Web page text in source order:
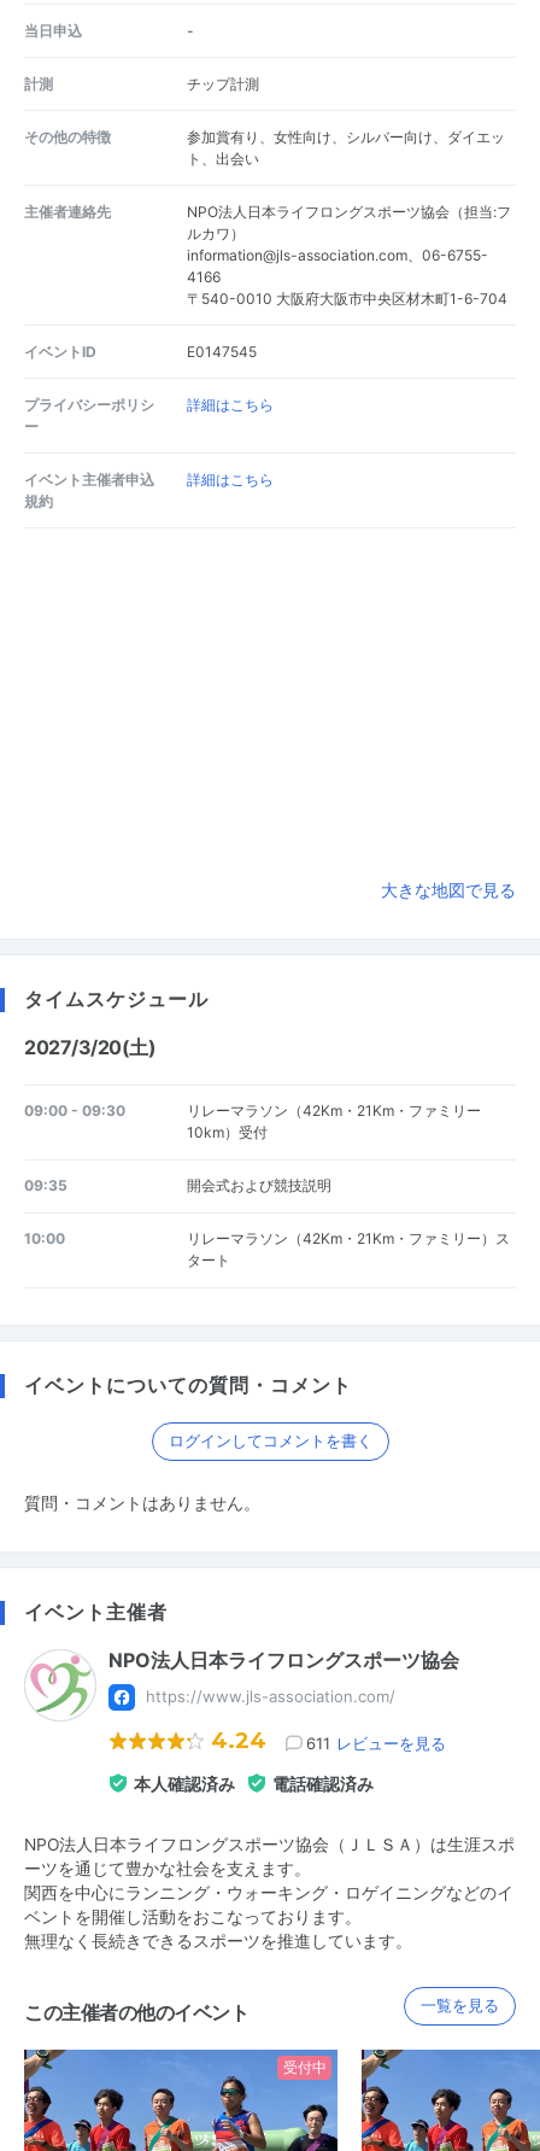
当日申込 -
計測 チップ計測
その他の特徴
参加賞有り、女性向け、シルバー向け、ダイエッ
ト、出会い
主催者連絡先
NPO法人日本ライフロングスポーツ協会（担当:フ
ルカワ）
information@jls-association.com、06-6755-
4166
〒540-0010 大阪府大阪市中央区材木町1-6-704
イベントID E0147545
プライバシーポリシ
ー
詳細はこちら
イベント主催者申込
規約
詳細はこちら
大きな地図で見る
タイムスケジュール
2027/3/20(土)
09:00 - 09:30
リレーマラソン（42Km・21Km・ファミリー
10km）受付
09:35 開会式および競技説明
10:00
リレーマラソン（42Km・21Km・ファミリー）ス
タート
イベントについての質問・コメント
ログインしてコメントを書く
質問・コメントはありません。
イベント主催者
NPO法人日本ライフロングスポーツ協会
https://www.jls-association.com/
4.24 611 レビューを見る
本人確認済み 電話確認済み
NPO法人日本ライフロングスポーツ協会（ＪＬＳＡ）は生涯スポ
ーツを通じて豊かな社会を支えます。
関西を中心にランニング・ウォーキング・ロゲイニングなどのイ
ベントを開催し活動をおこなっております。
無理なく長続きできるスポーツを推進しています。
この主催者の他のイベント 一覧を見る
受付中